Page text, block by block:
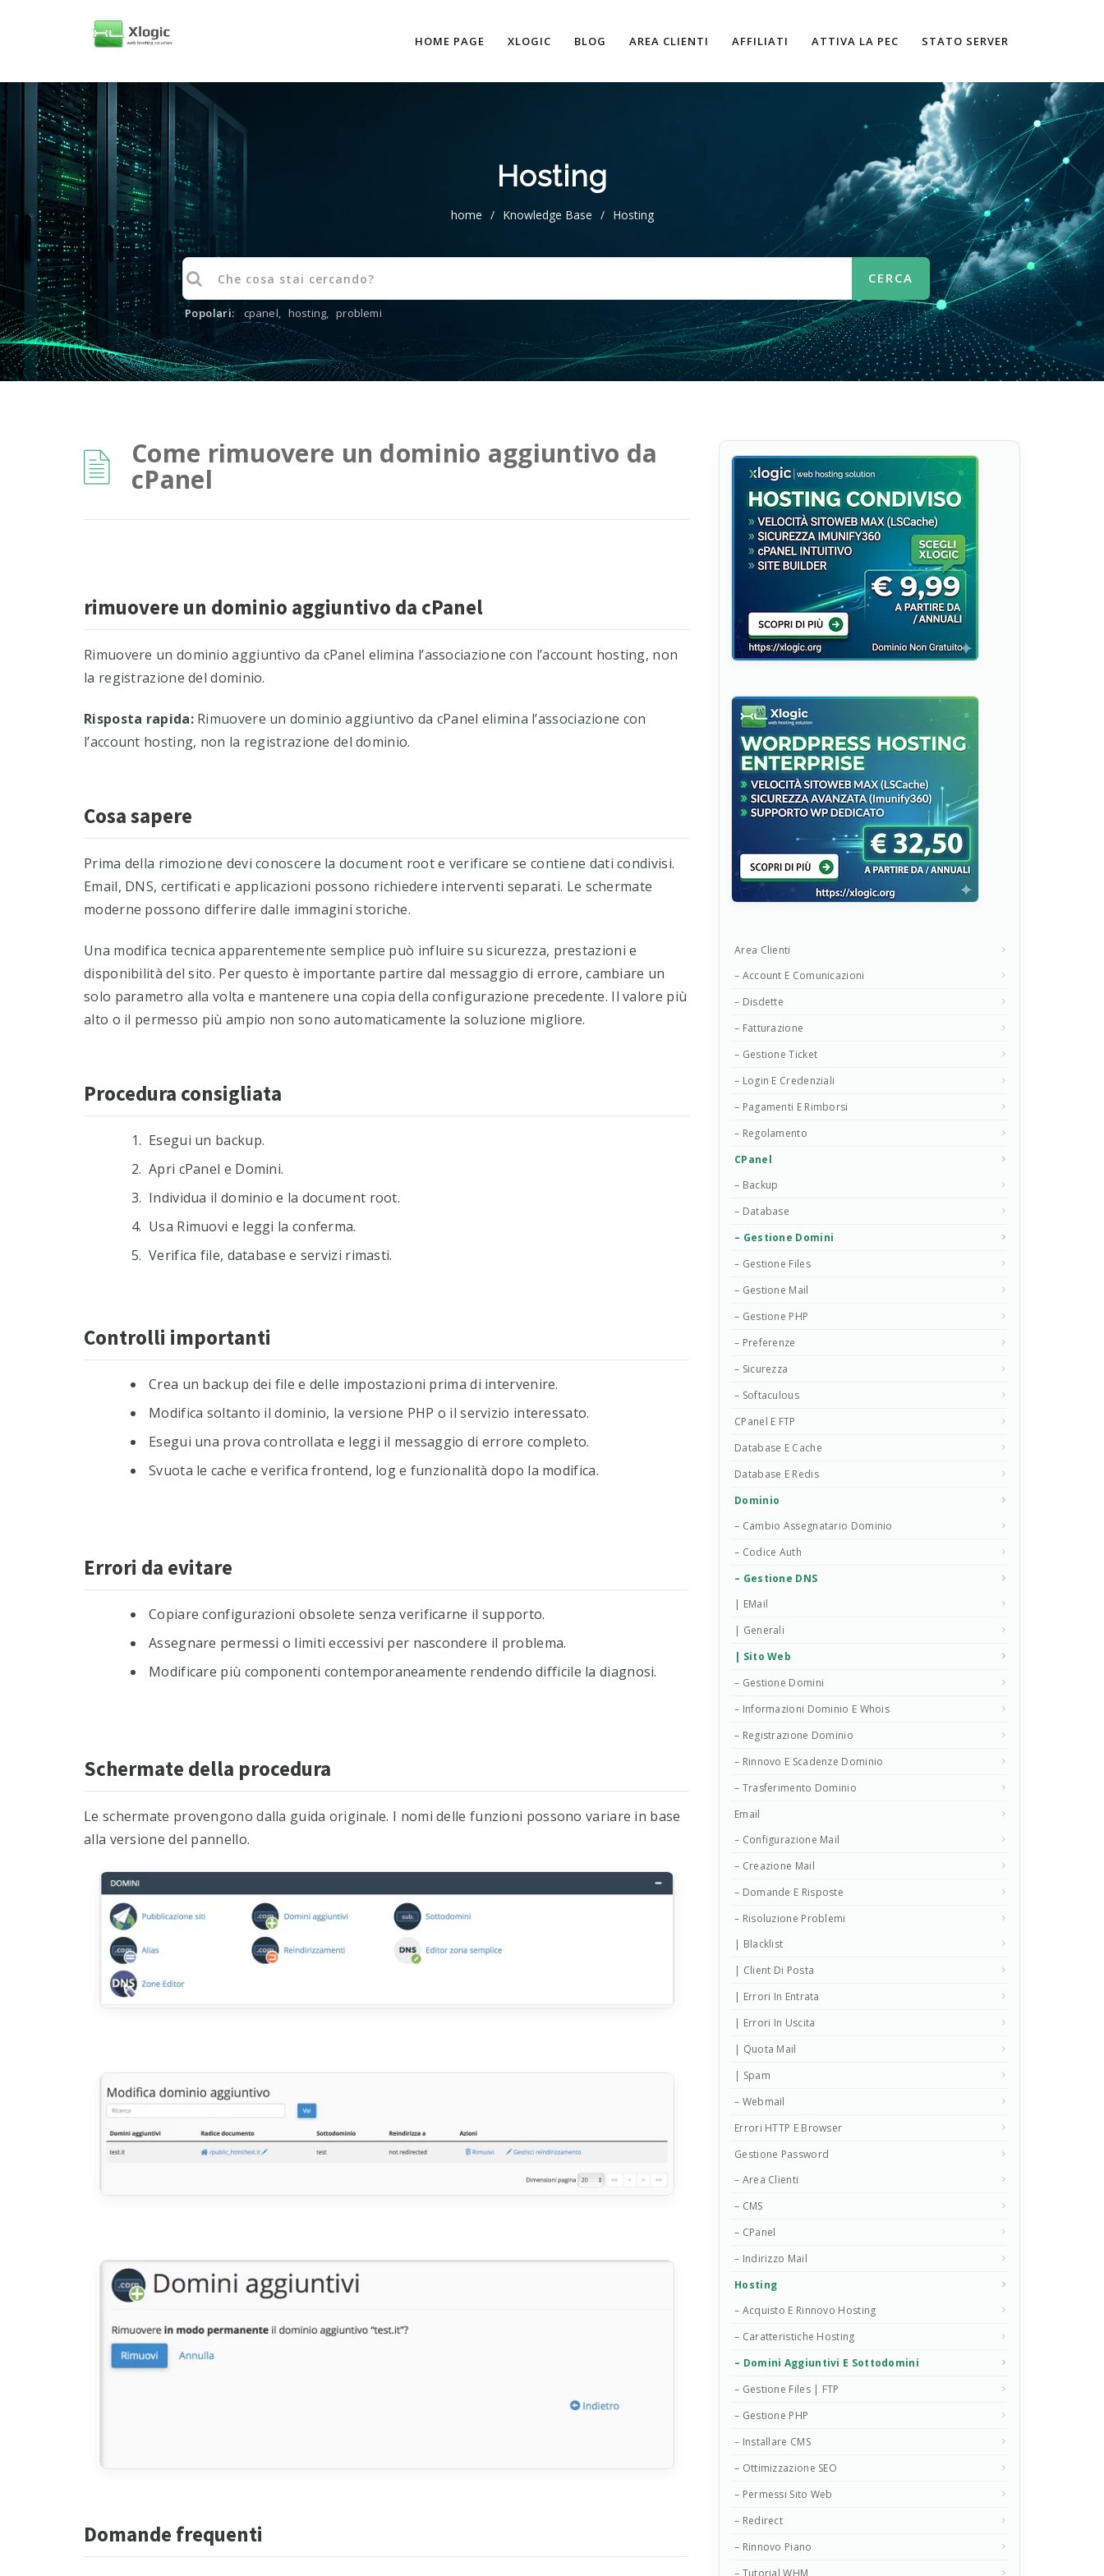
HOME PAGE XLOGIC BLOG AREA CLIENTI AFFILIATI ATTIVA LA PEC STATO SERVER
Hosting
home / Knowledge Base / Hosting
Popolari: cpanel, hosting, problemi
Come rimuovere un dominio aggiuntivo da
cPanel
rimuovere un dominio aggiuntivo da cPanel
Rimuovere un dominio aggiuntivo da cPanel elimina l’associazione con l’account hosting, non
la registrazione del dominio.
Risposta rapida:Rimuovere un dominio aggiuntivo da cPanel elimina l’associazione con
l’account hosting, non la registrazione del dominio.
Cosa sapere
Prima della rimozione devi conoscere la document root e verificare se contiene dati condivisi.
Email, DNS, certificati e applicazioni possono richiedere interventi separati. Le schermate
moderne possono differire dalle immagini storiche.
Una modifica tecnica apparentemente semplice può influire su sicurezza, prestazioni e
disponibilità del sito. Per questo è importante partire dal messaggio di errore, cambiare un
solo parametro alla volta e mantenere una copia della configurazione precedente. Il valore più
alto o il permesso più ampio non sono automaticamente la soluzione migliore.
Procedura consigliata
Esegui un backup.
Apri cPanel e Domini.
Individua il dominio e la document root.
Usa Rimuovi e leggi la conferma.
Verifica file, database e servizi rimasti.
Controlli importanti
Crea un backup dei file e delle impostazioni prima di intervenire.
Modifica soltanto il dominio, la versione PHP o il servizio interessato.
Esegui una prova controllata e leggi il messaggio di errore completo.
Svuota le cache e verifica frontend, log e funzionalità dopo la modifica.
Errori da evitare
Copiare configurazioni obsolete senza verificarne il supporto.
Assegnare permessi o limiti eccessivi per nascondere il problema.
Modificare più componenti contemporaneamente rendendo difficile la diagnosi.
Schermate della procedura
Le schermate provengono dalla guida originale. I nomi delle funzioni possono variare in base
alla versione del pannello.
Domande frequenti
Area Clienti
– Account E Comunicazioni
– Disdette
– Fatturazione
– Gestione Ticket
– Login E Credenziali
– Pagamenti E Rimborsi
– Regolamento
CPanel
– Backup
– Database
– Gestione Domini
– Gestione Files
– Gestione Mail
– Gestione PHP
– Preferenze
– Sicurezza
– Softaculous
CPanel E FTP
Database E Cache
Database E Redis
Dominio
– Cambio Assegnatario Dominio
– Codice Auth
– Gestione DNS
| EMail
| Generali
| Sito Web
– Gestione Domini
– Informazioni Dominio E Whois
– Registrazione Dominio
– Rinnovo E Scadenze Dominio
– Trasferimento Dominio
Email
– Configurazione Mail
– Creazione Mail
– Domande E Risposte
– Risoluzione Problemi
| Blacklist
| Client Di Posta
| Errori In Entrata
| Errori In Uscita
| Quota Mail
| Spam
– Webmail
Errori HTTP E Browser
Gestione Password
– Area Clienti
– CMS
– CPanel
– Indirizzo Mail
Hosting
– Acquisto E Rinnovo Hosting
– Caratteristiche Hosting
– Domini Aggiuntivi E Sottodomini
– Gestione Files | FTP
– Gestione PHP
– Installare CMS
– Ottimizzazione SEO
– Permessi Sito Web
– Redirect
– Rinnovo Piano
– Tutorial WHM